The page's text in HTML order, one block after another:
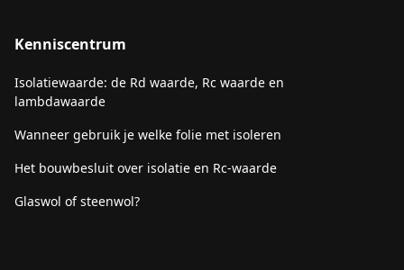
Kenniscentrum
Isolatiewaarde: de Rd waarde, Rc waarde en
lambdawaarde
Wanneer gebruik je welke folie met isoleren
Het bouwbesluit over isolatie en Rc-waarde
Glaswol of steenwol?